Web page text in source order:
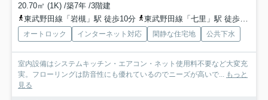
20.70㎡ (1K) /築7年 /3階建
東武野田線「岩槻」駅 徒歩10分
東武野田線「七里」駅 徒歩40分
オートロック インターネット対応 閑静な住宅地 公共下水
室内設備はシステムキッチン・エアコン・ネット使用料不要など大変充
実。フローリングは防音性にも優れているのでニーズが高いで... もっと
見る